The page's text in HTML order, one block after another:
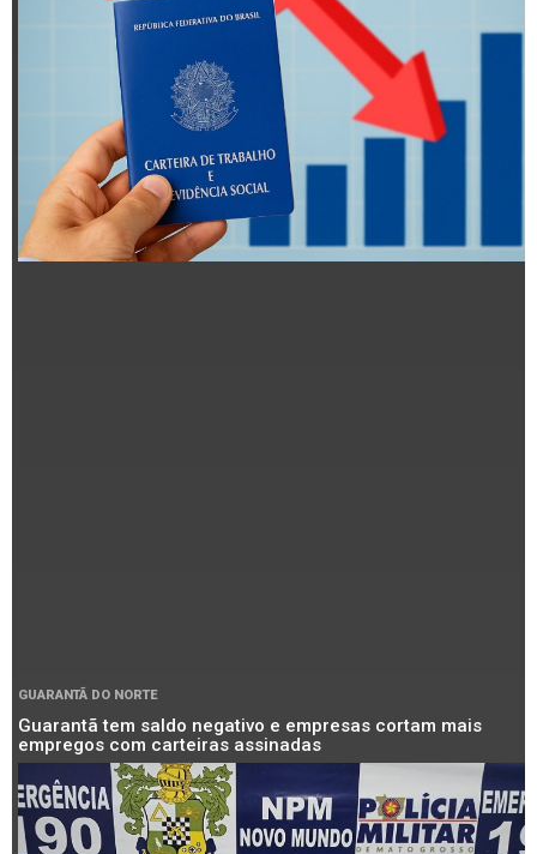
GUARANTÃ DO NORTE
Guarantã tem saldo negativo e empresas cortam mais
empregos com carteiras assinadas